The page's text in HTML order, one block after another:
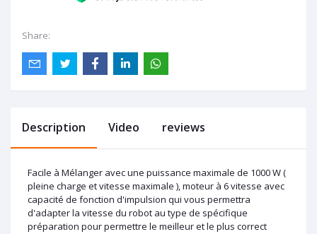
Share:
Description Video reviews
Facile à Mélanger avec une puissance maximale de 1000 W (
pleine charge et vitesse maximale ), moteur à 6 vitesse avec
capacité de fonction d'impulsion qui vous permettra
d'adapter la vitesse du robot au type de spécifique
préparation pour permettre le meilleur et le plus correct